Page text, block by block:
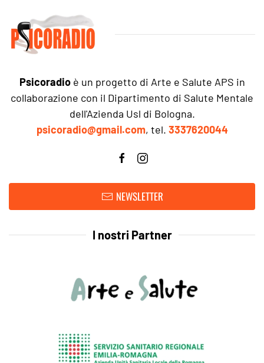
Psicoradioè un progetto di Arte e Salute APS in
collaborazione con il Dipartimento di Salute Mentale
dell'Azienda Usl di Bologna.
psicoradio@gmail.com, tel. 3337620044
NEWSLETTER
I nostri Partner